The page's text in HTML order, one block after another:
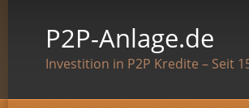
P2P-Anlage.de
Investition in P2P Kredite – Seit